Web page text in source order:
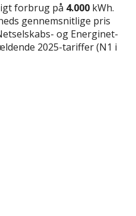
forbrug på 4.000 kWh.
gennemsnitlige pris
og Energinet-
2025-tariffer (N1 i